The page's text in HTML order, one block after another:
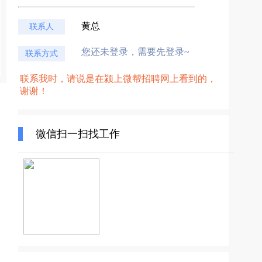
联系人 黄总
联系方式 您还未登录，需要先登录~
联系我时，请说是在颍上微帮招聘网上看到的，
谢谢！
微信扫一扫找工作